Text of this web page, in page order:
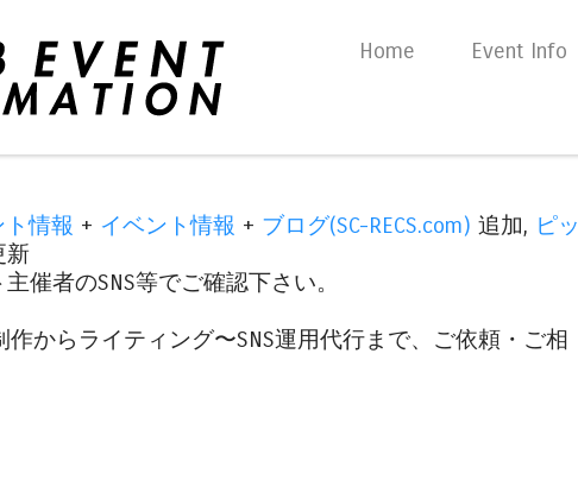
Skip to content
Home Event Info
情報 + イベント情報 + ブログ(SC-RECS.com) 追加, ピッ
新
催者のSNS等でご確認下さい。
からライティング〜SNS運用代行まで、ご依頼・ご相